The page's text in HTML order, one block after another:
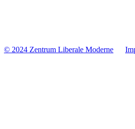
© 2024 Zentrum Libe­rale Moderne